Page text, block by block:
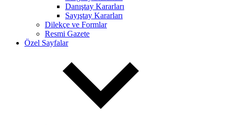
Danıştay Kararları
Sayıştay Kararları
Dilekçe ve Formlar
Resmi Gazete
Özel Sayfalar